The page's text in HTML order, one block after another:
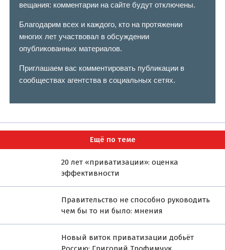
вещания: комментарии на сайте будут отключены.
Благодарим всех и каждого, кто на протяжении
многих лет участвовал в обсуждении
опубликованных материалов.
Приглашаем вас комментировать публикации в
сообществах агентства в социальных сетях.
Ещё по теме
20 лет «приватизации»: оценка
эффективности
Правительство не способно руководить
чем бы то ни было: мнения
Новый виток приватизации добьёт